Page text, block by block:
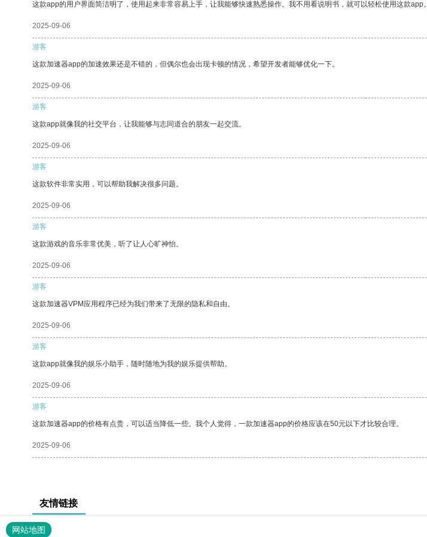
这款app的用户界面简洁明了，使用起来非常容易上手，让我能够快速熟悉操作。我不用看说明书，就可以轻松使用这款app。
2025-09-06
游客
这款加速器app的加速效果还是不错的，但偶尔也会出现卡顿的情况，希望开发者能够优化一下。
2025-09-06
游客
这款app就像我的社交平台，让我能够与志同道合的朋友一起交流。
2025-09-06
游客
这款软件非常实用，可以帮助我解决很多问题。
2025-09-06
游客
这款游戏的音乐非常优美，听了让人心旷神怡。
2025-09-06
游客
这款加速器VPM应用程序已经为我们带来了无限的隐私和自由。
2025-09-06
游客
这款app就像我的娱乐小助手，随时随地为我的娱乐提供帮助。
2025-09-06
游客
这款加速器app的价格有点贵，可以适当降低一些。我个人觉得，一款加速器app的价格应该在50元以下才比较合理。
2025-09-06
友情链接
网站地图